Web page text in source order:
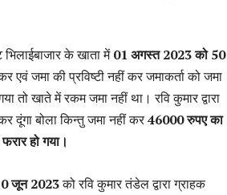
भिलाईबाजार के खाता में01 अगस्त 2023 को 50
जमा की प्रविष्टी नहीं कर जमाकर्ता को जमा
तो खाते में रकम जमा नहीं था। रवि कुमार द्वारा
दूंगा बोला किन्तु जमा नहीं कर46000 रुपए का
हो गया।
जून 2023को रवि कुमार तंडेल द्वारा ग्राहक